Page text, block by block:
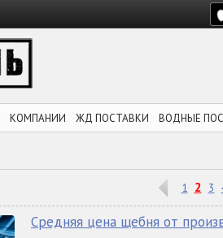
КОМПАНИИ ЖД ПОСТАВКИ ВОДНЫЕ
1 2 3
Средняя цена щебня от